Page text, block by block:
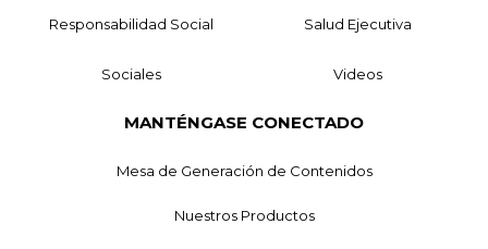
Responsabilidad Social Salud Ejecutiva
Sociales Videos
MANTÉNGASE CONECTADO
Mesa de Generación de Contenidos
Nuestros Productos